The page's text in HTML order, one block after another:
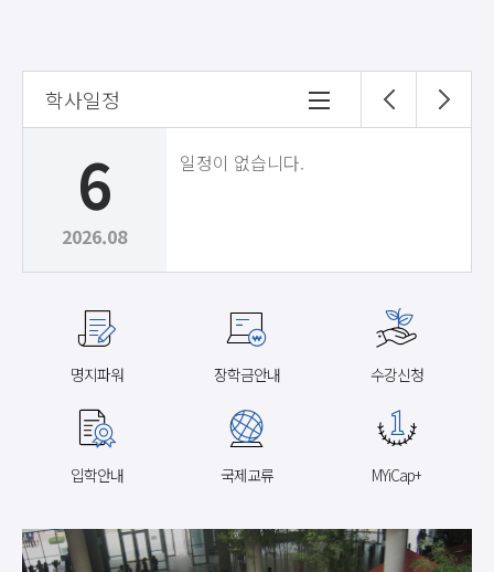
학사일정
6
2026.08
일정이 없습니다.
명지파워 장학금안내 수강신청
입학안내 국제교류 MYiCap+